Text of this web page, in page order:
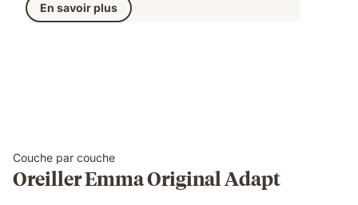
59,00 €
En savoir plus
Couche par couche
Oreiller Emma Original Adapt